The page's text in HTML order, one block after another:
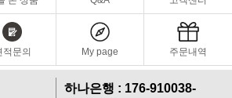
적문의 My page 주문내역
하나은행 : 176-910038-